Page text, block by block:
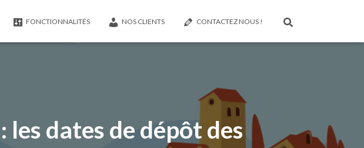
FONCTIONNALITÉS NOS CLIENTS CONTACTEZ NOUS !
dates de dépôt des